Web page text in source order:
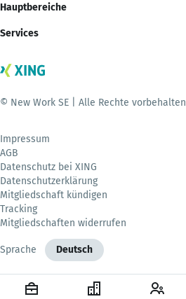
Hauptbereiche
Services
© New Work SE | Alle Rechte vorbehalten
Impressum
AGB
Datenschutz bei XING
Datenschutzerklärung
Mitgliedschaft kündigen
Tracking
Mitgliedschaften widerrufen
Sprache Deutsch